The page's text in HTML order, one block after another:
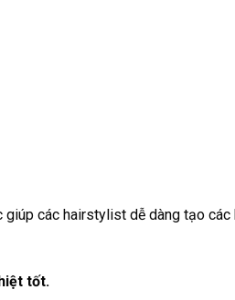
các hairstylist dễ dàng tạo các
tốt.